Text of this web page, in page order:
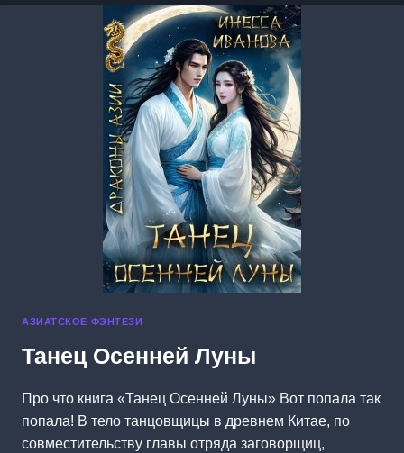
АЗИАТСКОЕ ФЭНТЕЗИ
Танец Осенней Луны
Про что книга «Танец Осенней Луны» Вот попала так
попала! В тело танцовщицы в древнем Китае, по
совместительству главы отряда заговорщиц,